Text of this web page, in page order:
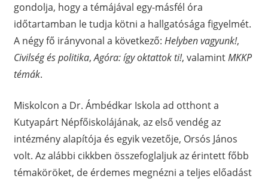
gondolja, hogy a témájával egy-másfél óra
időtartamban le tudja kötni a hallgatósága figyelmét.
A négy fő irányvonal a következő: Helyben vagyunk!,
Civilség és politika,Agóra: így oktattok ti!, valamintMKKP
témák.
Miskolcon a Dr. Ámbédkar Iskola ad otthont a
Kutyapárt Népfőiskolájának, az első vendég az
intézmény alapítója és egyik vezetője, Orsós János
volt. Az alábbi cikkben összefoglaljuk az érintett főbb
témaköröket, de érdemes megnézni a teljes előadást